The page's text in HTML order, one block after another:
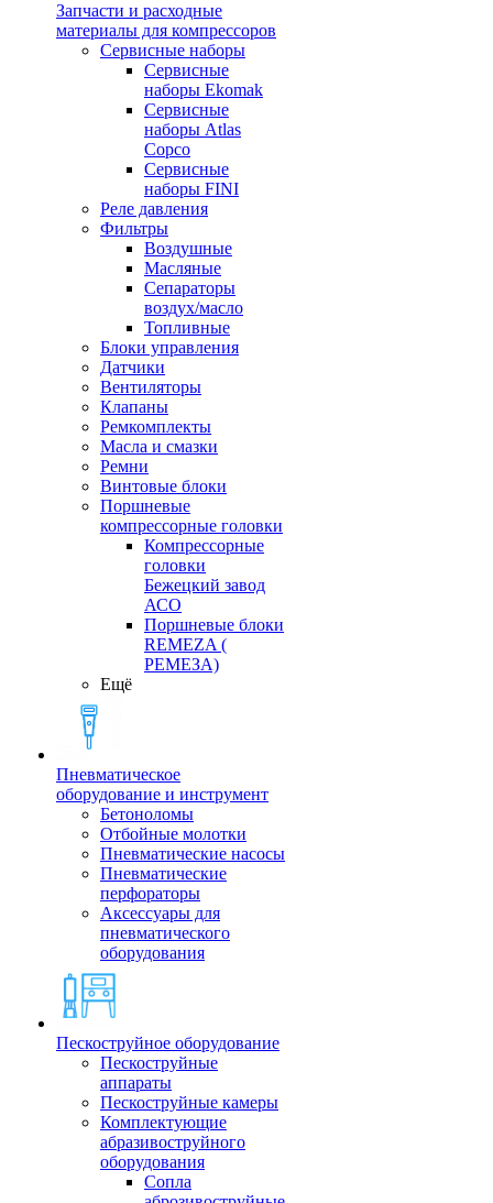
Запчасти и расходные
материалы для компрессоров
Cервисные наборы
Сервисные
наборы Ekomak
Cервисные
наборы Atlas
Copco
Сервисные
наборы FINI
Реле давления
Фильтры
Воздушные
Масляные
Сепараторы
воздух/масло
Топливные
Блоки управления
Датчики
Вентиляторы
Клапаны
Ремкомплекты
Масла и смазки
Ремни
Винтовые блоки
Поршневые
компрессорные головки
Компрессорные
головки
Бежецкий завод
АСО
Поршневые блоки
REMEZA (
РЕМЕЗА)
Ещё
Пневматическое
оборудование и инструмент
Бетоноломы
Отбойные молотки
Пневматические насосы
Пневматические
перфораторы
Аксессуары для
пневматического
оборудования
Пескоструйное оборудование
Пескоструйные
аппараты
Пескоструйные камеры
Комплектующие
абразивоструйного
оборудования
Сопла